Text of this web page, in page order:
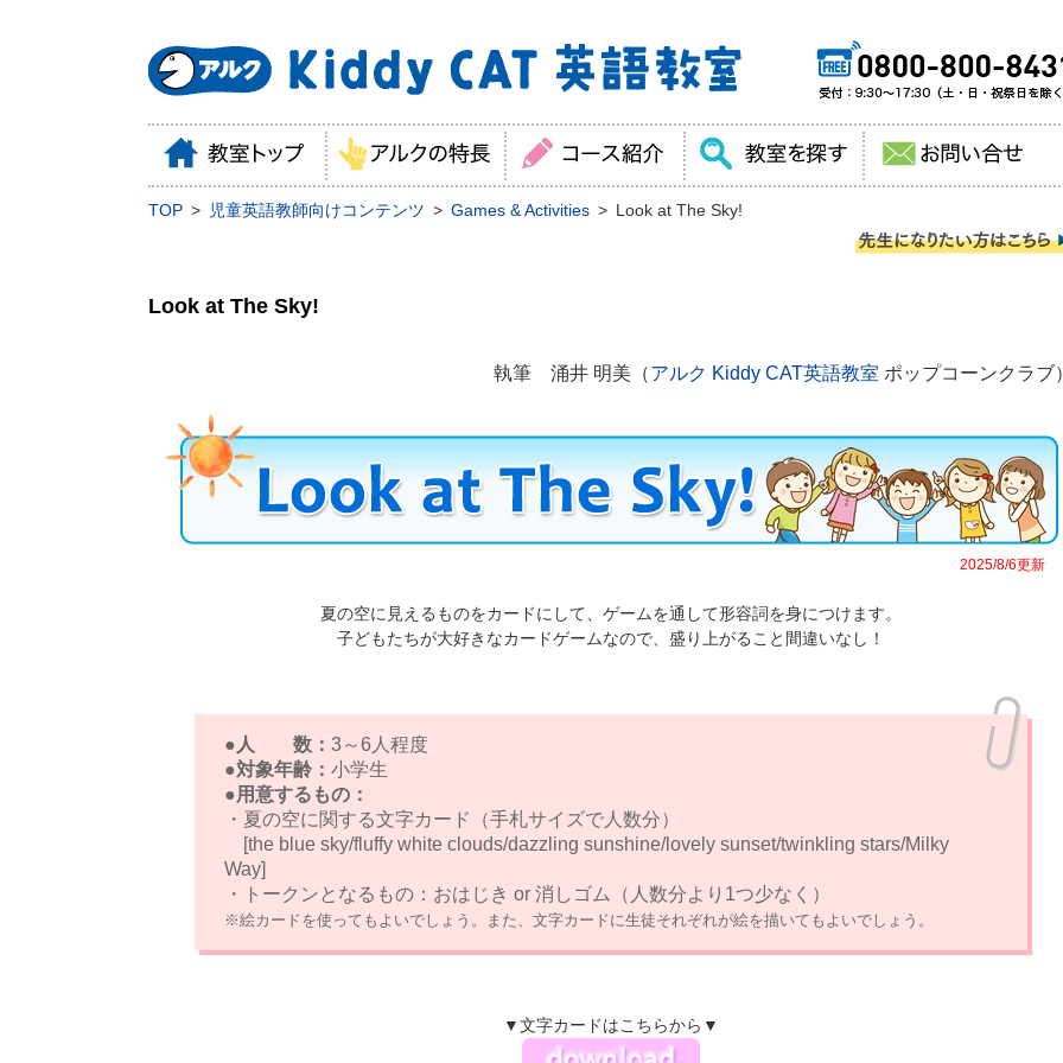
TOP 児童英語教師向けコンテンツ Games & Activities Look at The Sky!
Look at The Sky!
執筆 涌井 明美（アルク Kiddy CAT英語教室 ポップコーンクラブ
2025/8/6更
夏の空に見えるものをカードにして、ゲームを通して形容詞を身につけます。
子どもたちが大好きなカードゲームなので、盛り上がること間違いなし！
●人 数： 3～6人程度
●対象年齢： 小学生
●用意するもの：
・夏の空に関する文字カード（手札サイズで人数分）
[the blue sky/fluffy white clouds/dazzling sunshine/lovely sunset/twinkling stars/Milky
Way]
・トークンとなるもの：おはじき or 消しゴム（人数分より1つ少なく）
※絵カードを使ってもよいでしょう。また、文字カードに生徒それぞれが絵を描いてもよいでしょう。
▼文字カードはこちらから▼